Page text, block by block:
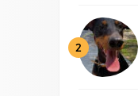
2